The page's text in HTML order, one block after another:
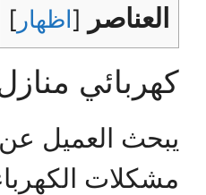
العناصر [اظهار ]
كهربائي
يبحث العميل
مشكلات